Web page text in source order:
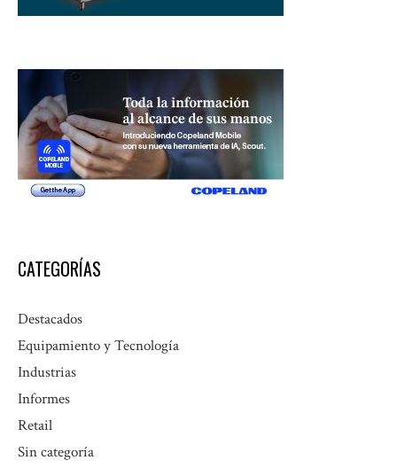
CATEGORÍAS
Destacados
Equipamiento y Tecnología
Industrias
Informes
Retail
Sin categoría